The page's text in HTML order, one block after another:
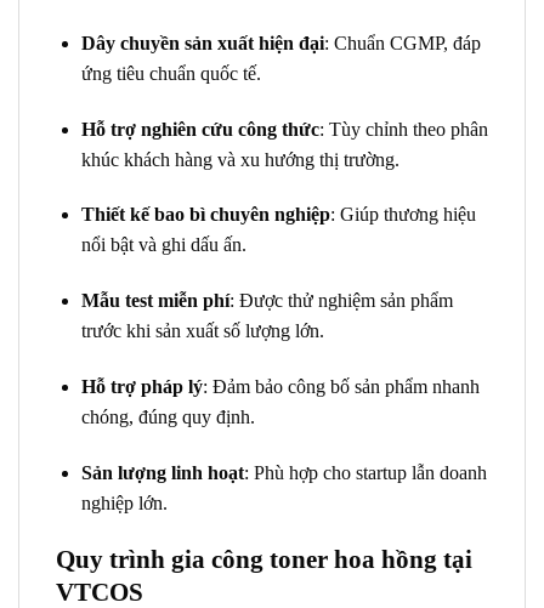
Dây chuyền sản xuất hiện đại: Chuẩn CGMP, đáp
ứng tiêu chuẩn quốc tế.
Hỗ trợ nghiên cứu công thức: Tùy chỉnh theo phân
khúc khách hàng và xu hướng thị trường.
Thiết kế bao bì chuyên nghiệp: Giúp thương hiệu
nổi bật và ghi dấu ấn.
Mẫu test miễn phí: Được thử nghiệm sản phẩm
trước khi sản xuất số lượng lớn.
Hỗ trợ pháp lý: Đảm bảo công bố sản phẩm nhanh
chóng, đúng quy định.
Sản lượng linh hoạt: Phù hợp cho startup lẫn doanh
nghiệp lớn.
Quy trình gia công toner hoa hồng tại
VTCOS